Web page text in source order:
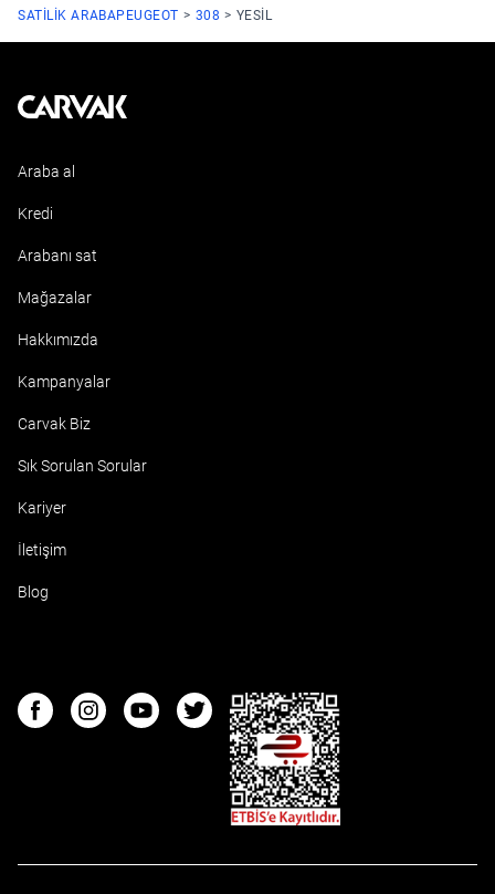
SATILIK ARABAPEUGEOT 308 YESIL
Kavak
Araba al
Kredi
Arabanı sat
Mağazalar
Hakkımızda
Kampanyalar
Carvak Biz
Sık Sorulan Sorular
Kariyer
İletişim
Blog
FacebookInstagramYoutubeTwitter
ETBIS